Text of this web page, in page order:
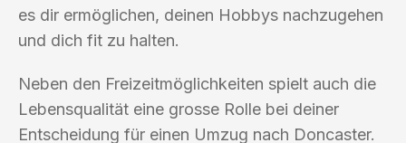
es dir ermöglichen, deinen Hobbys nachzugehen
und dich fit zu halten.
Neben den Freizeitmöglichkeiten spielt auch die
Lebensqualität eine grosse Rolle bei deiner
Entscheidung für einen Umzug nach Doncaster.